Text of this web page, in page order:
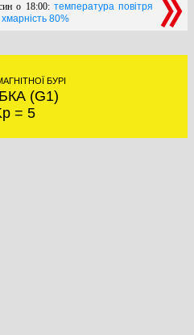
о 18:00: температура повітря
80%
БУРІ
(G1)
= 5